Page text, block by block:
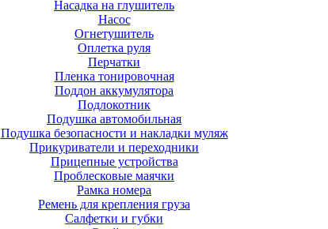
Насадка на глушитель
Насос
Огнетушитель
Оплетка руля
Перчатки
Пленка тонировочная
Поддон аккумулятора
Подлокотник
Подушка автомобильная
Подушка безопасности и накладки муляж
Прикуриватели и переходники
Прицепные устройства
Проблесковые маячки
Рамка номера
Ремень для крепления груза
Салфетки и губки